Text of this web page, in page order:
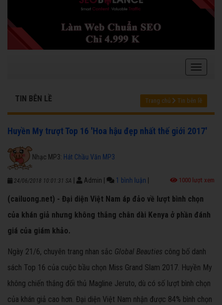
TIN BÊN LỀ Trang chủ Tin bên lề
Huyền My trượt Top 16 'Hoa hậu đẹp nhất thế giới 2017'
Nhạc MP3: Hát Chầu Văn MP3
24/06/2018 10:01:31 SA Admin 1 bình luận 1000 lượt xem
(cailuong.net) - Đại diện Việt Nam áp đảo về lượt bình chọn
của khán giả nhưng không thắng chân dài Kenya ở phần đánh
giá của giám khảo.
Ngày 21/6, chuyên trang nhan sắc Global Beauties công bố danh
sách Top 16 của cuộc bầu chọn Miss Grand Slam 2017. Huyền My
không chiến thắng đối thủ Magline Jeruto, dù có số lượt bình chọn
của khán giả cao hơn. Đại diện Việt Nam nhận được 84% bình chọn